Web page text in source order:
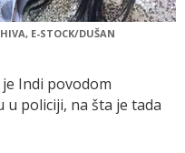
E-STOCK/DUŠAN
Indi povodom
u policiji, na šta je tada